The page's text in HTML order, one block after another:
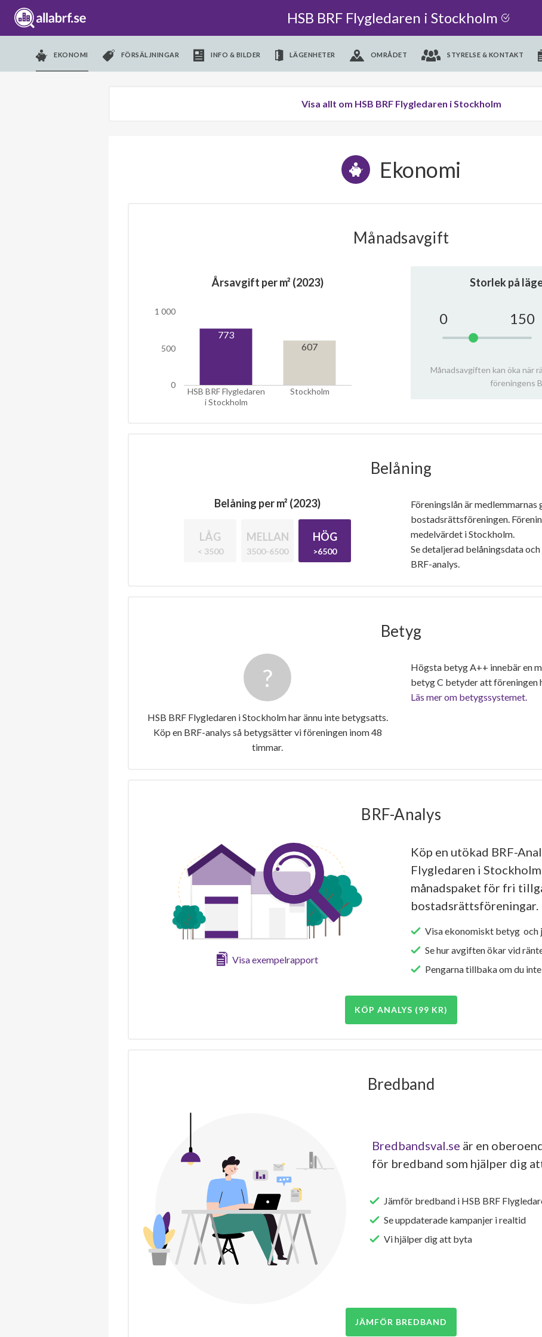
HSB BRF Flygledaren i Stockholm
EKONOMI FÖRSÄLJNINGAR INFO & BILDER LÄGENHETER OMRÅDET STYRELSE & KONTAKT
Visa allt om HSB BRF Flygledaren i Stockholm
Ekonomi
Månadsavgift
Årsavgift per m² (2023)
HSB BRF Flygledaren
i Stockholm
Stockholm
0
500
1 000
773
607
Storlek på
0 150
Månadsavgiften kan öka när
föreningens
Belåning
Belåning per m² (2023)
LÅG
< 3500
MELLAN
3500-6500
HÖG
>6500
Föreningslån är medlemmarnas
bostadsrättsföreningen.
medelvärdet i Stockholm.
Se detaljerad belåningsdata
BRF-analys.
Betyg
HSB BRF Flygledaren i Stockholm har ännu inte betygsatts.
Köp en BRF-analys så betygsätter vi föreningen inom 48
timmar.
Högsta betyg A++ innebär en
betyg C betyder att föreningen
Läs mer om betygssystemet.
BRF-Analys
Visa exempelrapport
Köp en utökad BRF-
Flygledaren i
månadspaket för fri
bostadsrättsföreningar.
Visa ekonomiskt betyg och
Se hur avgiften ökar vid
Pengarna tillbaka om du
KÖP ANALYS (99 KR)
Bredband
Bredbandsval.se är en
för bredband som hjälper dig
Jämför bredband i HSB BRF
Se uppdaterade kampanjer i realtid
Vi hjälper dig att byta
JÄMFÖR BREDBAND